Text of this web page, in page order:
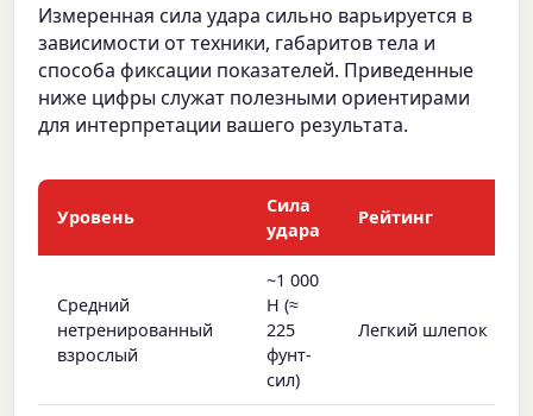
Измеренная сила удара сильно варьируется в
зависимости от техники, габаритов тела и
способа фиксации показателей. Приведенные
ниже цифры служат полезными ориентирами
для интерпретации вашего результата.
Уровень
Сила
удара
Рейтинг
Средний
нетренированный
взрослый
~1 000
Н (≈
225
фунт-
сил)
Легкий шлепок